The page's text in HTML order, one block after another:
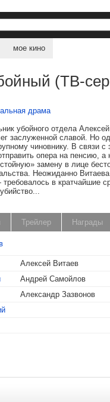
мое кино
(ТВ-
драма
убойного отдела
заслуженной славой. Но
чиновнику. В связи
опера на пенсию, а
замену в лице
Неожиданно
в кратчайшие
Трейлер Награды
Алексей Витаев
Андрей Самойлов
Александр Зазвонов